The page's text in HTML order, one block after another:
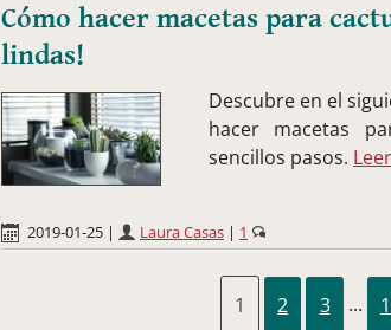
Cómo hacer macetas para
lindas!
Descubre en el
hacer macetas
sencillos pasos.
2019-01-25 | Laura Casas | 1
1 2 3 ...